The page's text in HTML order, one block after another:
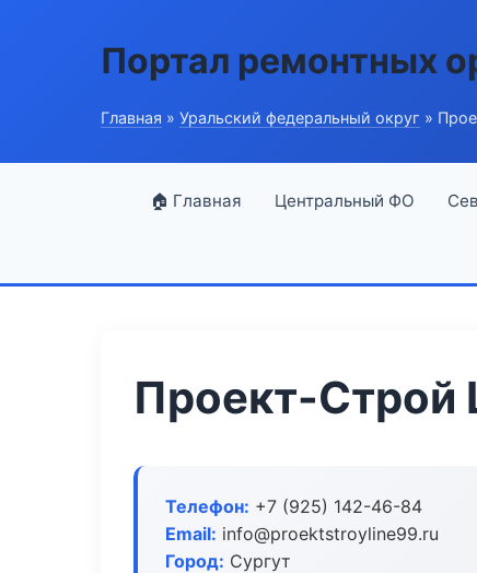
Портал ремонтных
Главная » Уральский федеральный округ »
🏠 Главная Центральный ФО
Проект-Строй
Телефон: +7 (925) 142-46-84
Email: info@proektstroyline99.ru
Город: Сургут